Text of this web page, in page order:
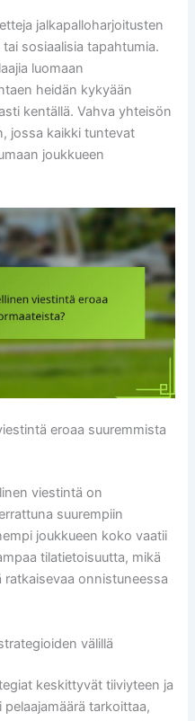
jalkapalloharjoitusten
sosiaalisia tapahtumia.
luomaan
heidän kykyään
kentällä. Vahva yhteisön
jossa kaikki tuntevat
joukkueen
eroaa suuremmista
viestintä on
suurempiin
joukkueen koko vaatii
tilatietoisuutta, mikä
onnistuneessa
välillä
keskittyvät tiiviyteen ja
tarkoittaa,